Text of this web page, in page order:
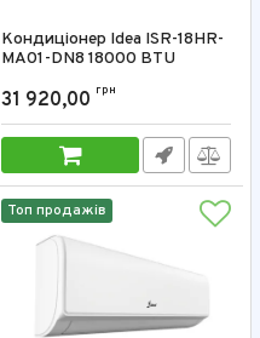
Кондиціонер Idea ISR-18HR-
MA01-DN8 18000 BTU
31 920,00 грн
Топ продажів